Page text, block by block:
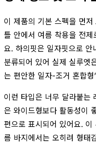
이 제품의 기본 스펙을 먼
틀 안에서 여름 착용을 전
요. 하의핏은 일자핏으로
분류되어 있어 실제 실루엣
는 편안한 일자-조거 혼합
이런 타입은 너무 달라붙는
은 와이드형보다 활동성이
편으로 표시되어 있어요.
름 바지에서는 오히려 형태